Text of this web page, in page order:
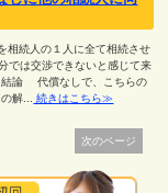
続人の１人に全て相続させ
では交渉できないと感じて来
結論 代償なしで、こちらの
解... 続きはこちら≫
次のページ